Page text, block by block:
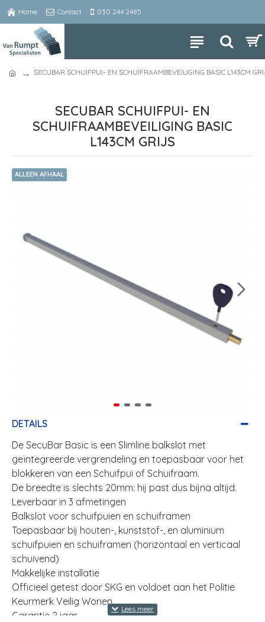
Home Contact 030 244 2485
SECUBAR SCHUIFPUI- EN SCHUIFRAAMBEVEILIGING BASIC L143CM
SECUBAR SCHUIFPUI- EN
SCHUIFRAAMBEVEILIGING BASIC
L143CM GRIJS
ALLEEN AFHAAL
DETAILS
De SecuBar Basic is een Slimline balkslot met
geïntegreerde vergrendeling en toepasbaar voor het
blokkeren van een Schuifpui of Schuifraam.
De breedte is slechts 20mm: hij past dus bijna altijd.
Leverbaar in 3 afmetingen
Balkslot voor schuifpuien en schuiframen
Toepasbaar bij houten-, kunststof-, en aluminium
schuifpuien en schuiframen (horizontaal en verticaal
schuivend)
Makkelijke installatie
Officieel getest door SKG en voldoet aan het Politie
Keurmerk Veilig Wonen
Garantie 2 jaar